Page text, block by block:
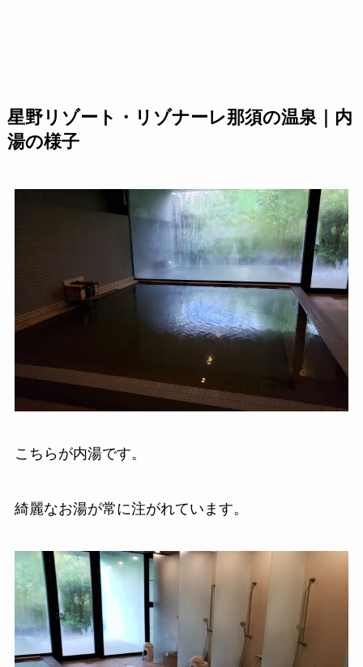
星野リゾート・リゾナーレ那須の温泉｜内
湯の様子
こちらが内湯です。
綺麗なお湯が常に注がれています。